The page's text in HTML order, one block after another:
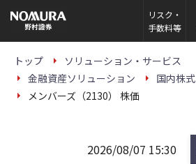
の
ー
リスク・
手数料等
トップ
ソリューション・サービス
金融資産ソリューション
国内株式
メンバーズ（2130） 株価
2026/08/07 15:30